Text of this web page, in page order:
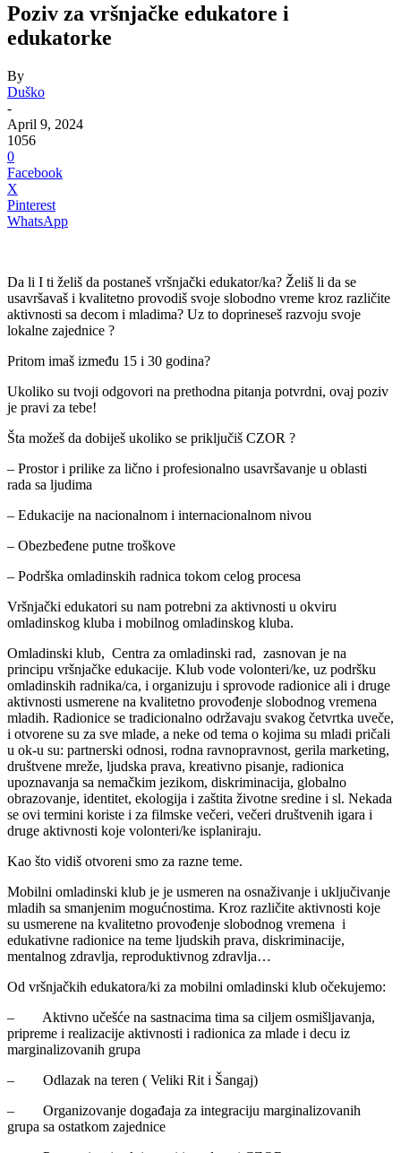
Poziv za vršnjačke edukatore i
edukatorke
By
Duško
-
April 9, 2024
1056
0
Facebook
X
Pinterest
WhatsApp
Da li I ti želiš da postaneš vršnjački edukator/ka? Želiš li da se
usavršavaš i kvalitetno provodiš svoje slobodno vreme kroz različite
aktivnosti sa decom i mladima? Uz to doprineseš razvoju svoje
lokalne zajednice ?
Pritom imaš između 15 i 30 godina?
Ukoliko su tvoji odgovori na prethodna pitanja potvrdni, ovaj poziv
je pravi za tebe!
Šta možeš da dobiješ ukoliko se priključiš CZOR ?
– Prostor i prilike za lično i profesionalno usavršavanje u oblasti
rada sa ljudima
– Edukacije na nacionalnom i internacionalnom nivou
– Obezbeđene putne troškove
– Podrška omladinskih radnica tokom celog procesa
Vršnjački edukatori su nam potrebni za aktivnosti u okviru
omladinskog kluba i mobilnog omladinskog kluba.
Omladinski klub, Centra za omladinski rad, zasnovan je na
principu vršnjačke edukacije. Klub vode volonteri/ke, uz podršku
omladinskih radnika/ca, i organizuju i sprovode radionice ali i druge
aktivnosti usmerene na kvalitetno provođenje slobodnog vremena
mladih. Radionice se tradicionalno održavaju svakog četvrtka uveče,
i otvorene su za sve mlade, a neke od tema o kojima su mladi pričali
u ok-u su: partnerski odnosi, rodna ravnopravnost, gerila marketing,
društvene mreže, ljudska prava, kreativno pisanje, radionica
upoznavanja sa nemačkim jezikom, diskriminacija, globalno
obrazovanje, identitet, ekologija i zaštita životne sredine i sl. Nekada
se ovi termini koriste i za filmske večeri, večeri društvenih igara i
druge aktivnosti koje volonteri/ke isplaniraju.
Kao što vidiš otvoreni smo za razne teme.
Mobilni omladinski klub je je usmeren na osnaživanje i uključivanje
mladih sa smanjenim mogućnostima. Kroz različite aktivnosti koje
su usmerene na kvalitetno provođenje slobodnog vremena i
edukativne radionice na teme ljudskih prava, diskriminacije,
mentalnog zdravlja, reproduktivnog zdravlja…
Od vršnjačkih edukatora/ki za mobilni omladinski klub očekujemo:
– Aktivno učešće na sastnacima tima sa ciljem osmišljavanja,
pripreme i realizacije aktivnosti i radionica za mlade i decu iz
marginalizovanih grupa
– Odlazak na teren ( Veliki Rit i Šangaj)
– Organizovanje događaja za integraciju marginalizovanih
grupa sa ostatkom zajednice